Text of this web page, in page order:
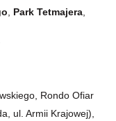
Park Tetmajera
Rondo Ofiar
ul. Armii Krajowej),